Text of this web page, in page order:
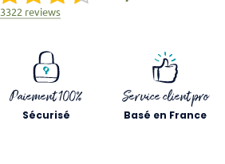
Paiement 100%
Sécurisé
Service client pro
Basé en France
3322 reviews